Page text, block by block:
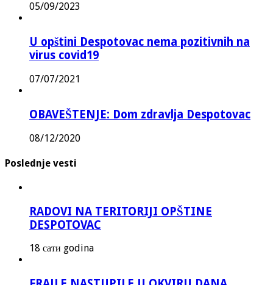
05/09/2023
U opštini Despotovac nema pozitivnih na
virus covid19
07/07/2021
OBAVEŠTENJE: Dom zdravlja Despotovac
08/12/2020
Poslednje vesti
RADOVI NA TERITORIJI OPŠTINE
DESPOTOVAC
18 сати godina